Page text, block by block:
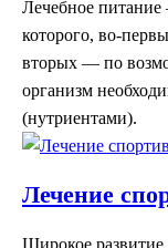
Лечебное питание
которого, во-
вторых — по
организм
(нутриентами).
Лечение
Широкое